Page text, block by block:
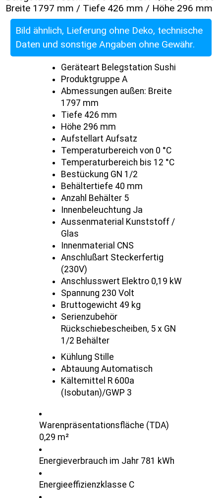
Breite 1797 mm / Tiefe 426 mm / Höhe 296 mm
Bild ähnlich, Lieferung ohne Deko, technische
Daten und sonstige Angaben ohne Gewähr.
Geräteart Belegstation Sushi
Produktgruppe A
Abmessungen außen: Breite
1797 mm
Tiefe 426 mm
Höhe 296 mm
Aufstellart Aufsatz
Temperaturbereich von 0 °C
Temperaturbereich bis 12 °C
Bestückung GN 1/2
Behältertiefe 40 mm
Anzahl Behälter 5
Innenbeleuchtung Ja
Aussenmaterial Kunststoff /
Glas
Innenmaterial CNS
Anschlußart Steckerfertig
(230V)
Anschlusswert Elektro 0,19 kW
Spannung 230 Volt
Bruttogewicht 49 kg
Serienzubehör
Rückschiebescheiben, 5 x GN
1/2 Behälter
Kühlung Stille
Abtauung Automatisch
Kältemittel R 600a
(Isobutan)/GWP 3
Warenpräsentationsfläche (TDA)
0,29 m²
Energieverbrauch im Jahr 781 kWh
Energieeffizienzklasse C